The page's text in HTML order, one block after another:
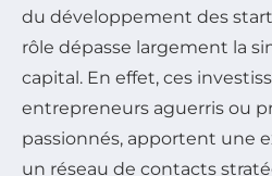
du développement des
rôle dépasse largement la
capital. En effet, ces
entrepreneurs aguerris ou
passionnés, apportent une
un réseau de contacts